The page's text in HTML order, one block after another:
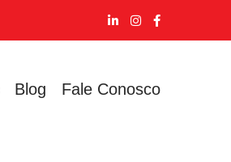
Blog Fale Conosco